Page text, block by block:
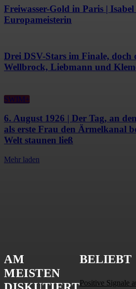
Freiwasser-Gold in Paris | Isabel
Europameisterin
Drei DSV-Stars im Finale, doch
Wellbrock, Liebmann und
SWIM+
6. August 1926 | Der Tag, an
als erste Frau den Ärmelkanal
Welt staunen ließ
Mehr laden
AM
MEISTEN
BELIEBT
Positive Signale